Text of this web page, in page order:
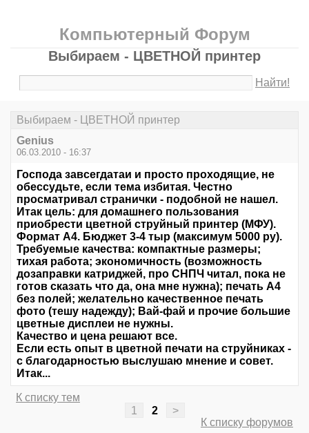
Компьютерный Форум
Выбираем - ЦВЕТНОЙ принтер
Найти!
Выбираем - ЦВЕТНОЙ принтер
Genius
06.03.2010 - 16:37
Господа завсегдатаи и просто проходящие, не
обессудьте, если тема избитая. Честно
просматривал странички - подобной не нашел.
Итак цель: для домашнего пользования
приобрести цветной струйный принтер (МФУ).
Формат А4. Бюджет 3-4 тыр (максимум 5000 ру).
Требуемые качества: компактные размеры;
тихая работа; экономичность (возможность
дозаправки катриджей, про СНПЧ читал, пока не
готов сказать что да, она мне нужна); печать А4
без полей; желательно качественное печать
фото (тешу надежду); Вай-фай и прочие большие
цветные дисплеи не нужны.
Качество и цена решают все.
Если есть опыт в цветной печати на струйниках -
с благодарностью выслушаю мнение и совет.
Итак...
К списку тем
1
2
>
К списку форумов